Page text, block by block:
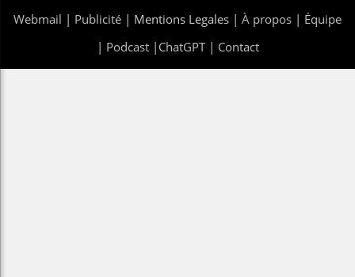
Webmail | Publicité | Mentions Legales | À propos | Équipe
| Podcast| ChatGPT| Contact